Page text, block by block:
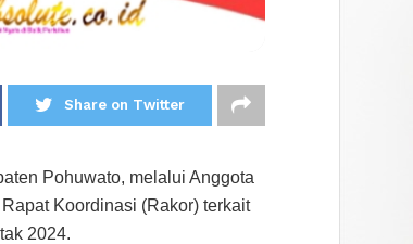
Share on Twitter
Pohuwato, melalui Anggota
Koordinasi (Rakor) terkait
2024.